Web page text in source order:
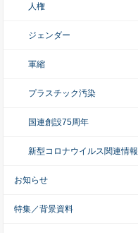
人権
ジェンダー
軍縮
プラスチック汚染
国連創設75周年
新型コロナウイルス関連情報
お知らせ
特集／背景資料